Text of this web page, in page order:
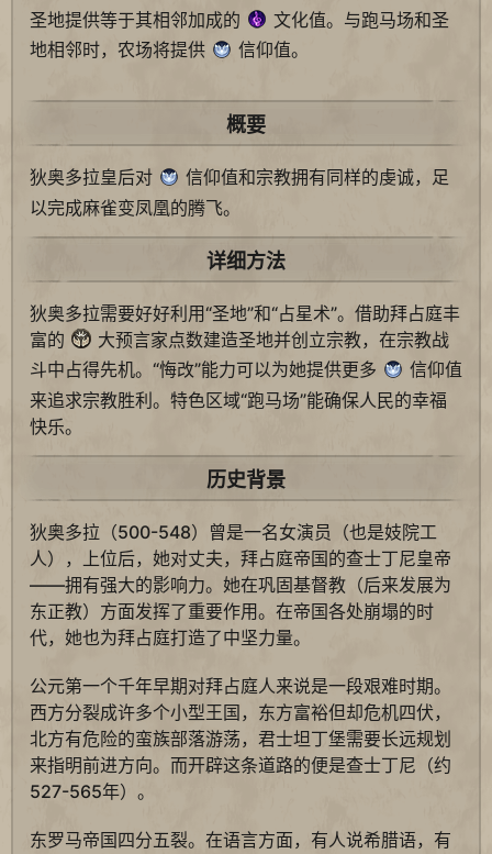
圣地提供等于其相邻加成的
文化值。与跑马场和圣
地相邻时，农场将提供
信仰值。
概要
狄奥多拉皇后对
信仰值和宗教拥有同样的虔诚，足
以完成麻雀变凤凰的腾飞。
详细方法
狄奥多拉需要好好利用“圣地”和“占星术”。借助拜占庭丰
富的
大预言家点数建造圣地并创立宗教，在宗教战
斗中占得先机。“悔改”能力可以为她提供更多
信仰值
来追求宗教胜利。特色区域“跑马场”能确保人民的幸福
快乐。
历史背景
狄奥多拉（500-548）曾是一名女演员（也是妓院工
人），上位后，她对丈夫，拜占庭帝国的查士丁尼皇帝
——拥有强大的影响力。她在巩固基督教（后来发展为
东正教）方面发挥了重要作用。在帝国各处崩塌的时
代，她也为拜占庭打造了中坚力量。
公元第一个千年早期对拜占庭人来说是一段艰难时期。
西方分裂成许多个小型王国，东方富裕但却危机四伏，
北方有危险的蛮族部落游荡，君士坦丁堡需要长远规划
来指明前进方向。而开辟这条道路的便是查士丁尼（约
527-565年）。
东罗马帝国四分五裂。在语言方面，有人说希腊语，有